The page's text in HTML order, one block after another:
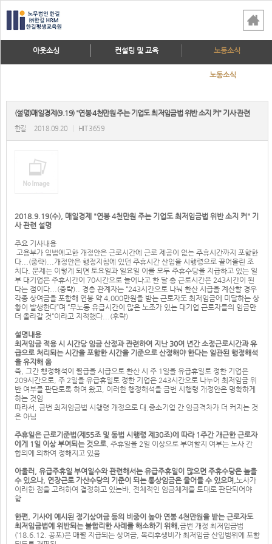
아웃소싱 컨설팅 및 교육 노동소식
노동소식
(설명)매일경제(9.19) "연봉 4천만원 주는 기업도 최저임금법 위반 소지 커" 기사 관련
한길 2018.09.20 HIT 3659
2018.9.19(수), 매일경제 "연봉 4천만원 주는 기업도 최저임금법 위반 소지 커" 기
사 관련 설명
주요 기사내용
고용부가 입법예고한 개정안은 근로시간에 근로 제공이 없는 주휴시간까지 포함한
다...(중략)...개정안은 행정지침에 있던 주휴시간 산입을 시행령으로 끌어올린 조
치다. 문제는 이렇게 되면 토요일과 일요일 이를 모두 주휴수당을 지급하고 있는 일
부 대기업은 주휴시간이 70시간으로 늘어나고 한 달 총 근로시간은 243시간이 된
다는 점이다...(중략).. 경총 관계자는 “243시간으로 나눠 환산 시급을 계산할 경우
각종 상여금을 포함해 연봉 약 4,000만원을 받는 근로자도 최저임금에 미달하는 상
황이 발생한다”며 “무노동 유급시간이 많은 노조가 있는 대기업 근로자들의 임금만
더 올라갈 것“이라고 지적했다...(후략)
설명내용
최저임금 적용 시 시간당 임금 산정과 관련하여 지난 30여 년간 소정근로시간과 유
급으로 처리되는 시간을 포함한 시간을 기준으로 산정해야 한다는 일관된 행정해석
을 유지해 옴
즉, 그간 행정해석이 월급을 시급으로 환산 시 주 1일을 유급휴일로 정한 기업은
209시간으로, 주 2일을 유급휴일로 정한 기업은 243시간으로 나누어 최저임금 위
반 여부를 판단토록 하여 왔고, 이러한 행정해석을 금번 시행령 개정안은 명확하게
하는 것임
따라서, 금번 최저임금법 시행령 개정으로 대.중소기업 간 임금격차가 더 커지는 것
은 아님
주휴일은 근로기준법(제55조 및 동법 시행령 제30조)에 따라 1주간 개근한 근로자
에게 1일 이상 부여되는 것으로, 주휴일을 2일 이상으로 부여할지 여부는 노사 간
합의에 의하여 정해지고 있음
아울러, 유급주휴일 부여일수와 관련해서는 유급주휴일이 많으면 주휴수당은 높을
수 있으나, 연장근로 가산수당의 기준이 되는 통상임금은 줄어들 수 있으며,노사가
이러한 점을 고려하여 결정하고 있는바, 전체적인 임금체계를 토대로 판단되어야
함
한편, 기사에 예시된 정기상여금 등의 비중이 높아 연봉 4천만원을 받는 근로자도
최저임금법에 위반되는 불합리한 사례를 해소하기 위해,금번 개정 최저임금법
(’18.6.12. 공포)은 매월 지급되는 상여금, 복리후생비가 최저임금 산입범위에 포함